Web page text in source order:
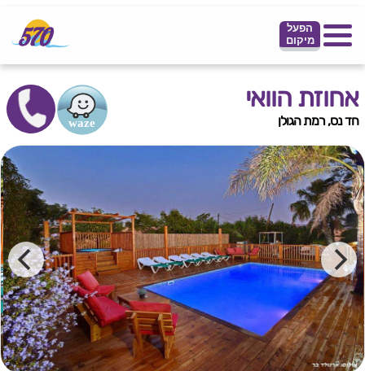
הפעל
מיקום
אחוזת הוואי
חד נס, רמת הגולן